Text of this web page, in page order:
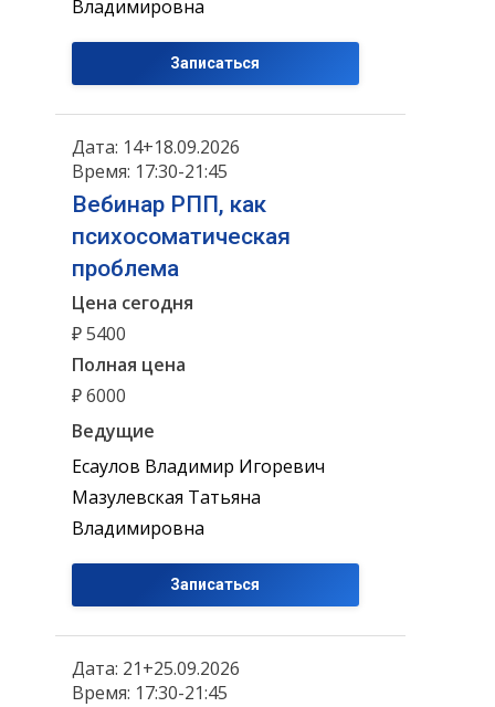
Владимировна
Записаться
Дата: 14+18.09.2026
Время: 17:30-21:45
Вебинар РПП, как
психосоматическая
проблема
Цена сегодня
₽ 5400
Полная цена
₽ 6000
Ведущие
Есаулов Владимир Игоревич
Мазулевская Татьяна
Владимировна
Записаться
Дата: 21+25.09.2026
Время: 17:30-21:45